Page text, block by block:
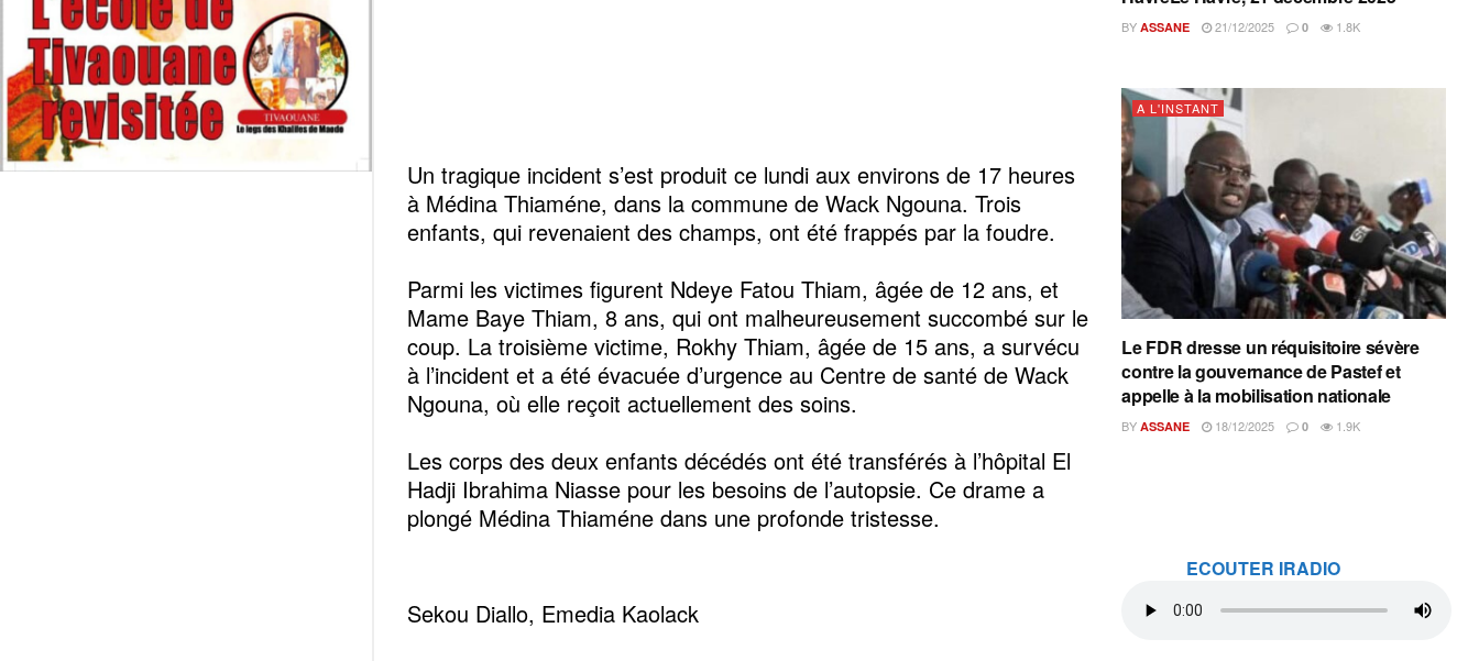
‎Un tragique incident s’est produit ce lundi aux environs de 17 heures
à Médina Thiaméne, dans la commune de Wack Ngouna. Trois
enfants, qui revenaient des champs, ont été frappés par la foudre.
‎Parmi les victimes figurent Ndeye Fatou Thiam, âgée de 12 ans, et
Mame Baye Thiam, 8 ans, qui ont malheureusement succombé sur le
coup. La troisième victime, Rokhy Thiam, âgée de 15 ans, a survécu
à l’incident et a été évacuée d’urgence au Centre de santé de Wack
Ngouna, où elle reçoit actuellement des soins.
‎Les corps des deux enfants décédés ont été transférés à l’hôpital El
Hadji Ibrahima Niasse pour les besoins de l’autopsie. Ce drame a
plongé Médina Thiaméne dans une profonde tristesse.
Sekou Diallo, Emedia Kaolack
BY ASSANE 21/12/2025 0 1.8K
A L'INSTANT
Le FDR dresse un réquisitoire sévère
contre la gouvernance de Pastef et
appelle à la mobilisation nationale
BY ASSANE 18/12/2025 0 1.9K
ECOUTER IRADIO